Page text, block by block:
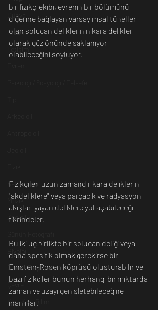
Dünya
İnsan
Astronomi
Müzik
Zooloji
Biyoloji
Günün Düşüneni
Çevre
Kısa Kısa Bilim
bir fizikçi ekibi, evrenin bir bölümünü
diğerine bağlayan varsayımsal tüneller
olan solucan deliklerinin kara delikler
olarak göz önünde saklanıyor
olabileceğini söylüyor.
Fizikçiler, uzun zamandır kara deliklerin
"akdeliklere" veya parçacık ve radyasyon
akışları yayan deliklere yol açabileceği
fikrindeler.
Bu iki uç birlikte bir solucan deliği veya
daha spesifik olmak gerekirse bir
Einstein-Rosen köprüsü oluşturabilir ve
bazı fizikçiler bunun herhangi bir miktarda
zaman ve uzayı genişletebileceğine
inanırlar.